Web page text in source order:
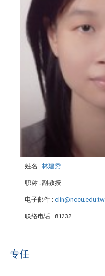
姓名 : 林建秀
职称 : 副教授
电子邮件 : clin@nccu.edu.tw
联络电话 : 81232
专任